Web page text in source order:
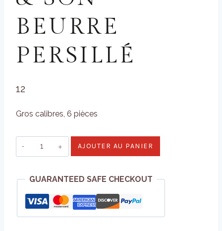
BEURRE
PERSILLÉ
12
Gros calibres, 6 pièces
quantité
de
de
Bourgogne
&
AJOUTER AU PANIER
GUARANTEED SAFE CHECKOUT